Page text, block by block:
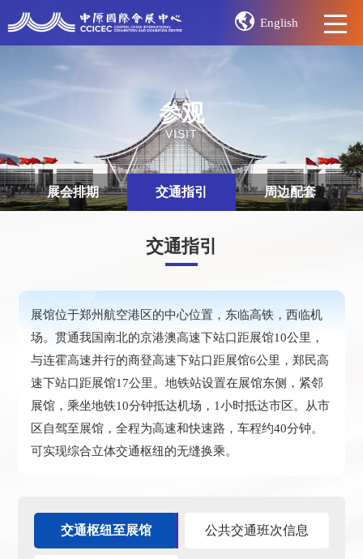
English
参观
VISIT
展会排期 交通指引 周边配套
交通指引
展馆位于郑州航空港区的中心位置，东临高铁，西临机
场。贯通我国南北的京港澳高速下站口距展馆10公里，
与连霍高速并行的商登高速下站口距展馆6公里，郑民高
速下站口距展馆17公里。地铁站设置在展馆东侧，紧邻
展馆，乘坐地铁10分钟抵达机场，1小时抵达市区。从市
区自驾至展馆，全程为高速和快速路，车程约40分钟。
可实现综合立体交通枢纽的无缝换乘。
交通枢纽至展馆 公共交通班次信息